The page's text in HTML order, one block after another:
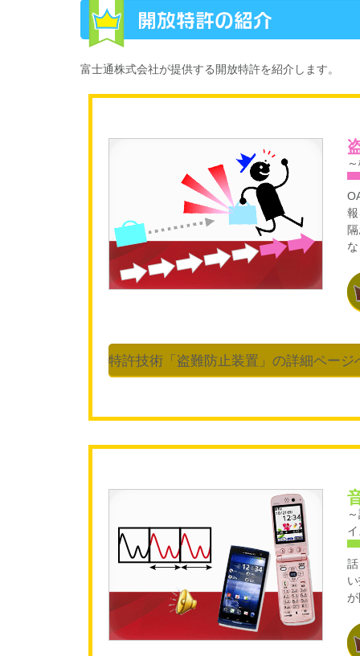
富士通株式会社が提供する開放特許を紹介します。
特許技術「盗難防止装置」の詳細ページ